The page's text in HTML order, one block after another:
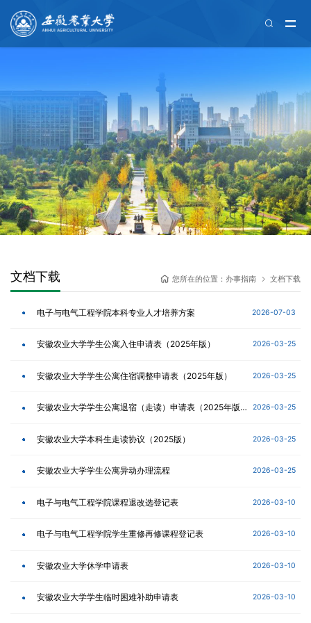
指南
联系我们
文档下载 您所在的位置： 办事指南 文档下载
电子与电气工程学院本科专业人才培养方案 2026-07-03
安徽农业大学学生公寓入住申请表（2025年版） 2026-03-25
安徽农业大学学生公寓住宿调整申请表（2025年版） 2026-03-25
安徽农业大学学生公寓退宿（走读）申请表（2025年版） 2026-03-25
安徽农业大学本科生走读协议（2025版） 2026-03-25
安徽农业大学学生公寓异动办理流程 2026-03-25
电子与电气工程学院课程退改选登记表 2026-03-10
电子与电气工程学院学生重修再修课程登记表 2026-03-10
安徽农业大学休学申请表 2026-03-10
安徽农业大学学生临时困难补助申请表 2026-03-10